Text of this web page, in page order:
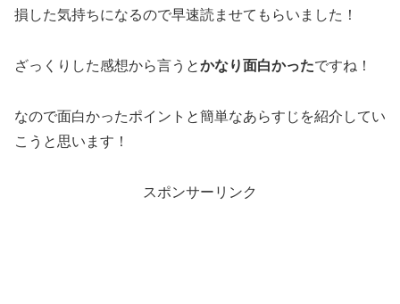
損した気持ちになるので早速読ませてもらいました！
ざっくりした感想から言うとかなり面白かったですね！
なので面白かったポイントと簡単なあらすじを紹介してい
こうと思います！
スポンサーリンク